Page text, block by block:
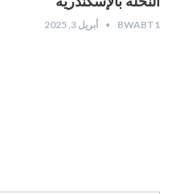
BWABT1 أبريل 3, 2025